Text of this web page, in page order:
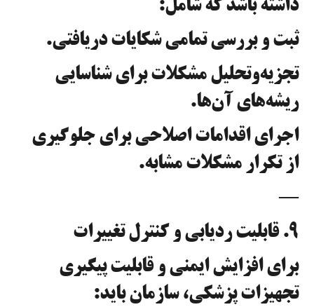
داشته باشد که شامل:
ثبت و بررسی تمامی شکایات دریافتی.
تجزیه‌وتحلیل مشکلات برای شناسایی
ریشه‌های آن‌ها.
اجرای اقدامات اصلاحی برای جلوگیری
از تکرار مشکلات مشابه.
—
۹. قابلیت ردیابی و کنترل تغییرات
برای افزایش ایمنی و قابلیت پیگیری
تجهیزات پزشکی، سازمان باید: